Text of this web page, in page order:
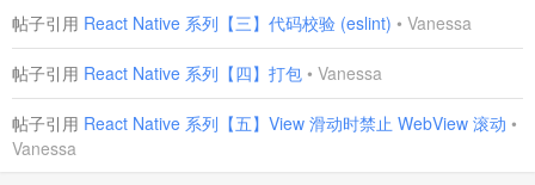
帖子引用 React Native 系列【三】代码校验 (eslint) • Vanessa
帖子引用 React Native 系列【四】打包 • Vanessa
帖子引用 React Native 系列【五】View 滑动时禁止 WebView 滚动 •
Vanessa